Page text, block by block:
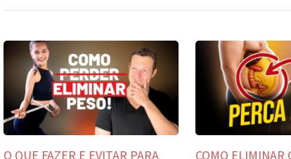
O QUE FAZER E EVITAR PARA
COMO ELIMINAR